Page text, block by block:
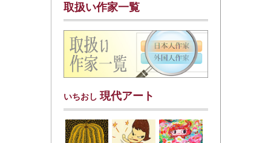
取扱い作家一覧
いちおし 現代アート